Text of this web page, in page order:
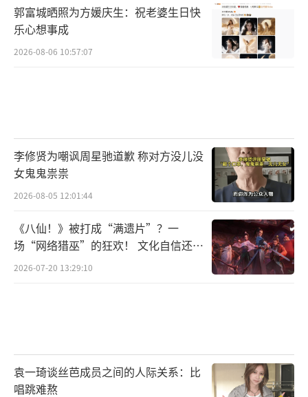
郭富城晒照为方媛庆生：祝老婆生日快
乐心想事成
2026-08-06 10:57:07
李修贤为嘲讽周星驰道歉 称对方没儿没
女鬼鬼祟祟
2026-08-05 12:01:44
《八仙！》被打成“满遗片”？一
场“网络猎巫”的狂欢！ 文化自信还是
焦虑？
2026-07-20 13:29:10
袁一琦谈丝芭成员之间的人际关系：比
唱跳难熬